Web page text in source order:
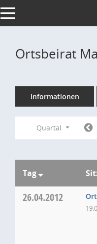
Toggle navigation
Ortsbeirat
Informationen
Quartal
Tag
26.04.2012